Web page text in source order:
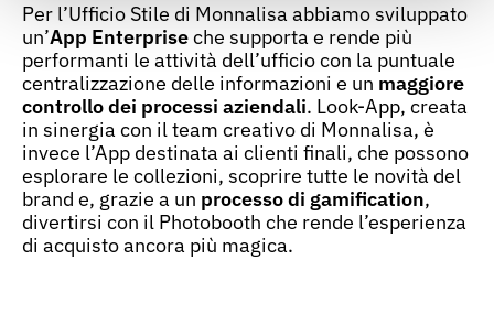
Per l’Ufficio Stile di Monnalisa abbiamo sviluppato
un’App Enterpriseche supporta e rende più
performanti le attività dell’ufficio con la puntuale
centralizzazione delle informazioni e un maggiore
controllo dei processi aziendali. Look-App, creata
in sinergia con il team creativo di Monnalisa, è
invece l’App destinata ai clienti finali, che possono
esplorare le collezioni, scoprire tutte le novità del
brand e, grazie a un processo di gamification,
divertirsi con il Photobooth che rende l’esperienza
di acquisto ancora più magica.